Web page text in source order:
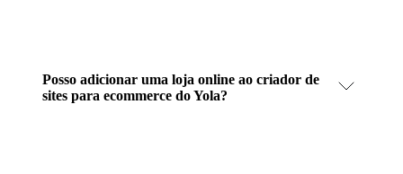
Posso adicionar uma loja online ao criador de
sites para ecommerce do Yola?